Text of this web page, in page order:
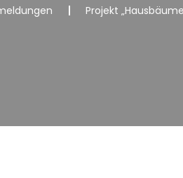
Projekt